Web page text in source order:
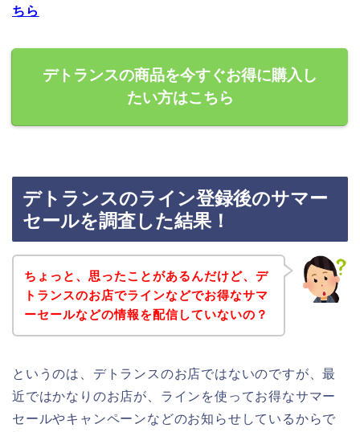
ちら
デトランスの商品を今すぐお得に購入し
たい方はこちら
デトランスのライン登録後のサマー
セールを調査した結果！
ちょっと、思ったことがあるんだけど、デ
トランスのお店でラインなどでお得なサマ
ーセールなどの情報を配信していないの？
というのは、デトランスのお店ではないのですが、最
近ではかなりのお店が、ラインを使ってお得なサマー
セールやキャンペーンなどのお知らせしているからで